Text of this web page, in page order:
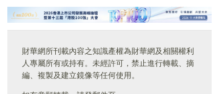
財華網所刊載內容之知識產權為財華網及相關權利
人專屬所有或持有。未經許可，禁止進行轉載、摘
編、複製及建立鏡像等任何使用。